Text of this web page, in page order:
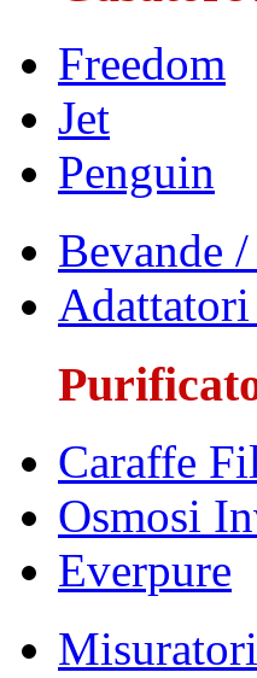
Freedom
Jet
Penguin
Bevande
Caraffe
Osmosi
Everpure